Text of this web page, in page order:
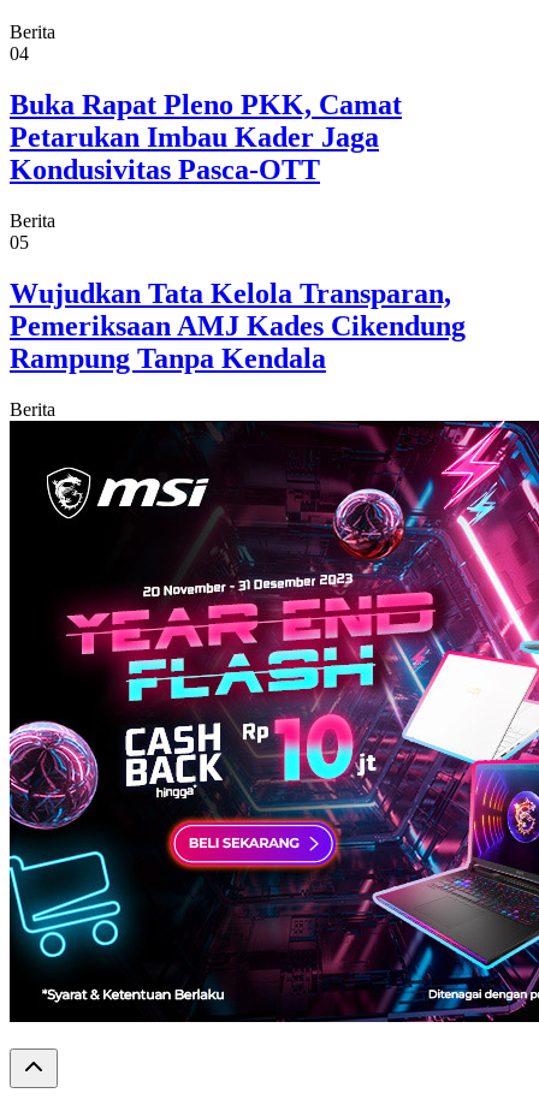
Berita
04
Buka Rapat Pleno PKK, Camat
Petarukan Imbau Kader Jaga
Kondusivitas Pasca-OTT
Berita
05
Wujudkan Tata Kelola Transparan,
Pemeriksaan AMJ Kades Cikendung
Rampung Tanpa Kendala
Berita